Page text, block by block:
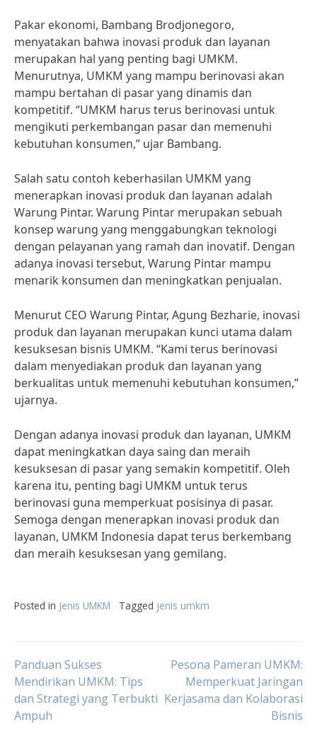
Pakar ekonomi, Bambang Brodjonegoro,
menyatakan bahwa inovasi produk dan layanan
merupakan hal yang penting bagi UMKM.
Menurutnya, UMKM yang mampu berinovasi akan
mampu bertahan di pasar yang dinamis dan
kompetitif. “UMKM harus terus berinovasi untuk
mengikuti perkembangan pasar dan memenuhi
kebutuhan konsumen,” ujar Bambang.
Salah satu contoh keberhasilan UMKM yang
menerapkan inovasi produk dan layanan adalah
Warung Pintar. Warung Pintar merupakan sebuah
konsep warung yang menggabungkan teknologi
dengan pelayanan yang ramah dan inovatif. Dengan
adanya inovasi tersebut, Warung Pintar mampu
menarik konsumen dan meningkatkan penjualan.
Menurut CEO Warung Pintar, Agung Bezharie, inovasi
produk dan layanan merupakan kunci utama dalam
kesuksesan bisnis UMKM. “Kami terus berinovasi
dalam menyediakan produk dan layanan yang
berkualitas untuk memenuhi kebutuhan konsumen,”
ujarnya.
Dengan adanya inovasi produk dan layanan, UMKM
dapat meningkatkan daya saing dan meraih
kesuksesan di pasar yang semakin kompetitif. Oleh
karena itu, penting bagi UMKM untuk terus
berinovasi guna memperkuat posisinya di pasar.
Semoga dengan menerapkan inovasi produk dan
layanan, UMKM Indonesia dapat terus berkembang
dan meraih kesuksesan yang gemilang.
Posted in Jenis UMKM Tagged jenis umkm
Post
navigation
Panduan Sukses
Mendirikan UMKM: Tips
dan Strategi yang Terbukti
Ampuh
Pesona Pameran UMKM:
Memperkuat Jaringan
Kerjasama dan Kolaborasi
Bisnis